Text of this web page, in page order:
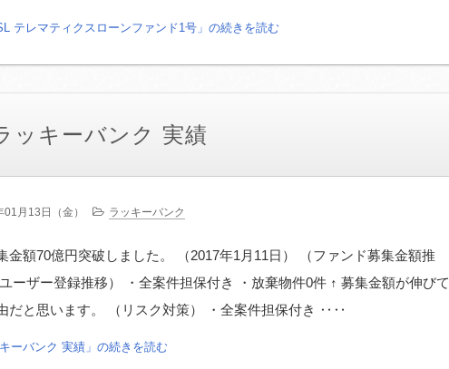
テレマティクスローンファンド1号」の続きを読む
ッキーバンク 実績
01月13日（金） ラッキーバンク
金額70億円突破しました。 （2017年1月11日） （ファンド募集金額推
ーザー登録推移） ・全案件担保付き ・放棄物件0件 ↑ 募集金額が伸びて
だと思います。 （リスク対策） ・全案件担保付き ‥‥
キーバンク 実績」の続きを読む